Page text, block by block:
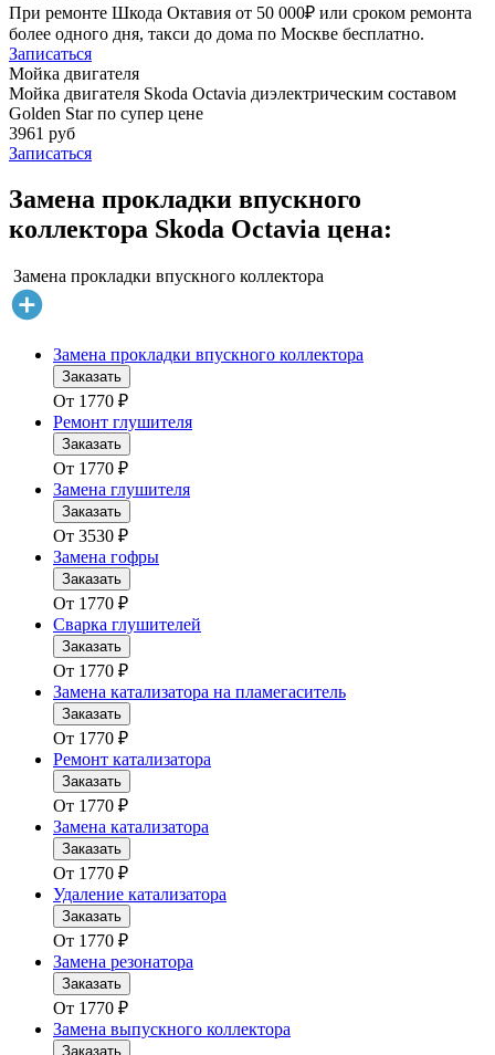
При ремонте Шкода Октавия от 50 000₽ или сроком ремонта
более одного дня, такси до дома по Москве бесплатно.
Записаться
Мойка двигателя
Мойка двигателя Skoda Octavia диэлектрическим составом
Golden Star по супер цене
3961 руб
Записаться
Замена прокладки впускного
коллектора Skoda Octavia цена:
Замена прокладки впускного коллектора
Замена прокладки впускного коллектора
Заказать
От 1770 ₽
Ремонт глушителя
Заказать
От 1770 ₽
Замена глушителя
Заказать
От 3530 ₽
Замена гофры
Заказать
От 1770 ₽
Сварка глушителей
Заказать
От 1770 ₽
Замена катализатора на пламегаситель
Заказать
От 1770 ₽
Ремонт катализатора
Заказать
От 1770 ₽
Замена катализатора
Заказать
От 1770 ₽
Удаление катализатора
Заказать
От 1770 ₽
Замена резонатора
Заказать
От 1770 ₽
Замена выпускного коллектора
Заказать